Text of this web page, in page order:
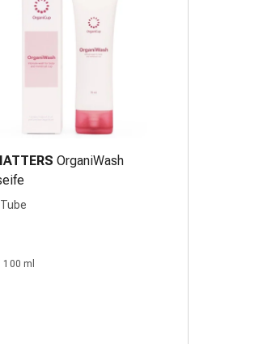
OrganiWash
ml